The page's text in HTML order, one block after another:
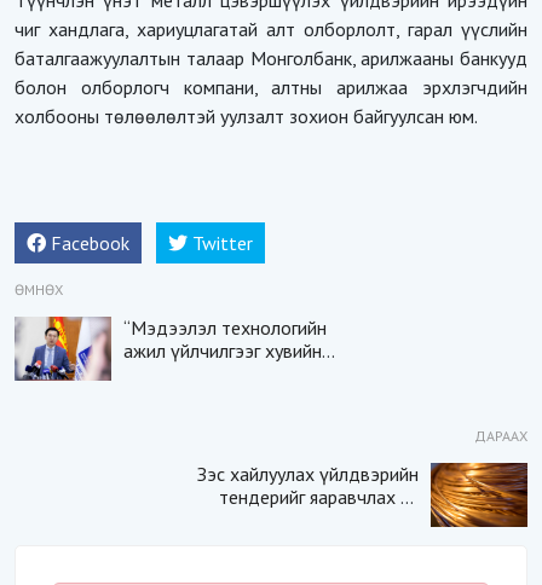
чиг хандлага, хариуцлагатай алт олборлолт, гарал үүслийн
баталгаажуулалтын талаар Монголбанк, арилжааны банкууд
болон олборлогч компани, алтны арилжаа эрхлэгчдийн
холбооны төлөөлөлтэй уулзалт зохион байгуулсан юм.
Facebook Twitter
ӨМНӨХ
“Мэдээлэл технологийн
ажил үйлчилгээг хувийн
ДАРААХ
Зэс хайлуулах үйлдвэрийн
тендерийг яаравчлах нь